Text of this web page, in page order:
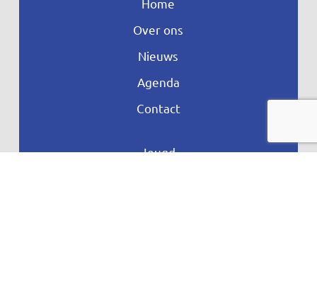
Home
Over ons
Nieuws
Agenda
Contact
Jeugd